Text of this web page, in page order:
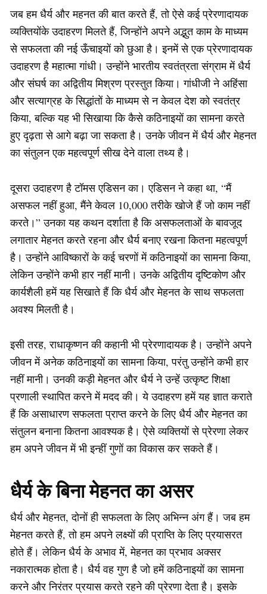
जब हम धैर्य और महनत की बात करते हैं, तो ऐसे कई प्रेरणादायक
व्यक्तियोंके उदाहरण मिलते हैं, जिन्होंने अपने अद्भुत काम के माध्यम
से सफलता की नई ऊँचाइयों को छुआ है। इनमें से एक प्रेरणादायक
उदाहरण है महात्मा गांधी। उन्होंने भारतीय स्वतंत्रता संग्राम में धैर्य
और संघर्ष का अद्वितीय मिश्रण प्रस्तुत किया। गांधीजी ने अहिंसा
और सत्याग्रह के सिद्धांतों के माध्यम से न केवल देश को स्वतंत्र
किया, बल्कि यह भी सिखाया कि कैसे कठिनाइयों का सामना करते
हुए दृढ़ता से आगे बढ़ा जा सकता है। उनके जीवन में धैर्य और मेहनत
का संतुलन एक महत्वपूर्ण सीख देने वाला तथ्य है।
दूसरा उदाहरण है टॉमस एडिसन का। एडिसन ने कहा था, “मैं
असफल नहीं हुआ, मैंने केवल 10,000 तरीके खोजे हैं जो काम नहीं
करते।” उनका यह कथन दर्शाता है कि असफलताओं के बावजूद
लगातार मेहनत करते रहना और धैर्य बनाए रखना कितना महत्वपूर्ण
है। उन्होंने आविष्कारों के कई चरणों में कठिनाइयों का सामना किया,
लेकिन उन्होंने कभी हार नहीं मानी। उनके अद्वितीय दृष्टिकोण और
कार्यशैली हमें यह सिखाते हैं कि धैर्य और मेहनत के साथ सफलता
अवश्य मिलती है।
इसी तरह, राधाकृष्णन की कहानी भी प्रेरणादायक है। उन्होंने अपने
जीवन में अनेक कठिनाइयों का सामना किया, परंतु उन्होंने कभी हार
नहीं मानी। उनकी कड़ी मेहनत और धैर्य ने उन्हें उत्कृष्ट शिक्षा
प्रणाली स्थापित करने में मदद की। ये उदाहरण हमें यह ज्ञात कराते
हैं कि असाधारण सफलता प्राप्त करने के लिए धैर्य और मेहनत का
संतुलन बनाना कितना आवश्यक है। ऐसे व्यक्तियों से प्रेरणा लेकर
हम अपने जीवन में भी इन्हीं गुणों का विकास कर सकते हैं।
धैर्य के बिना मेहनत का असर
धैर्य और मेहनत, दोनों ही सफलता के लिए अभिन्न अंग हैं। जब हम
मेहनत करते हैं, तो हम अपने लक्ष्यों की प्राप्ति के लिए प्रयासरत
होते हैं। लेकिन धैर्य के अभाव में, मेहनत का प्रभाव अक्सर
नकारात्मक होता है। धैर्य वह गुण है जो हमें कठिनाइयों का सामना
करने और निरंतर प्रयास करते रहने की प्रेरणा देता है। इसके